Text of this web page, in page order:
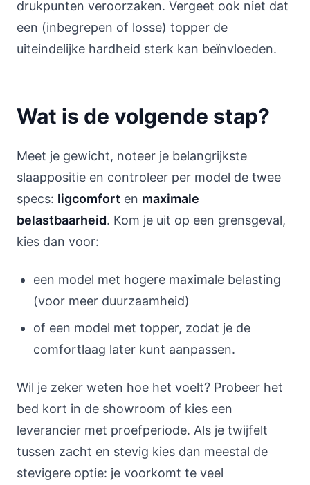
drukpunten veroorzaken. Vergeet ook niet dat
een (inbegrepen of losse) topper de
uiteindelijke hardheid sterk kan beïnvloeden.
Wat is de volgende stap?
Meet je gewicht, noteer je belangrijkste
slaappositie en controleer per model de twee
specs: ligcomfort en maximale
belastbaarheid. Kom je uit op een grensgeval,
kies dan voor:
een model met hogere maximale belasting
(voor meer duurzaamheid)
of een model met topper, zodat je de
comfortlaag later kunt aanpassen.
Wil je zeker weten hoe het voelt? Probeer het
bed kort in de showroom of kies een
leverancier met proefperiode. Als je twijfelt
tussen zacht en stevig kies dan meestal de
stevigere optie: je voorkomt te veel